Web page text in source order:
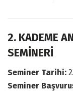
2. KADEME
SEMİNERİ
Seminer Tarihi:
Seminer